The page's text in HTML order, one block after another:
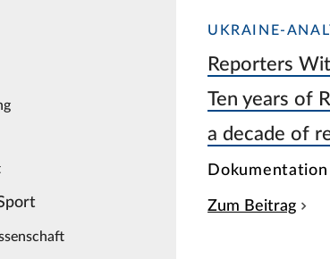
UKRAINE-
Reporters
Ten years of
a decade of
Dokumentation
Zum Beitrag